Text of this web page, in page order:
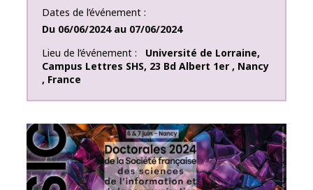
Dates de l’événement
Du 06/06/2024au 07/06/2024
Lieu de l’événement
Université de Lorraine,
Campus Lettres SHS, 23 Bd Albert 1er , Nancy
, France